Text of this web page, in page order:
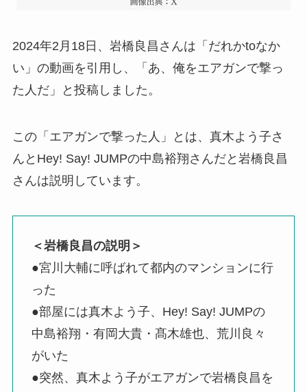
2024年2月18日、岩橋良昌さんは「だれかtoなか
い」の動画を引用し、「あ、俺をエアガンで撃っ
た人だ」と投稿しました。
この「エアガンで撃った人」とは、真木よう子さ
んとHey! Say! JUMPの中島裕翔さんだと岩橋良昌
さんは説明しています。
＜岩橋良昌の説明＞
●宮川大輔に呼ばれて都内のマンションに行
った
●部屋には真木よう子、Hey! Say! JUMPの
中島裕翔・有岡大貴・髙木雄也、荒川良々
がいた
●突然、真木よう子がエアガンで岩橋良昌を